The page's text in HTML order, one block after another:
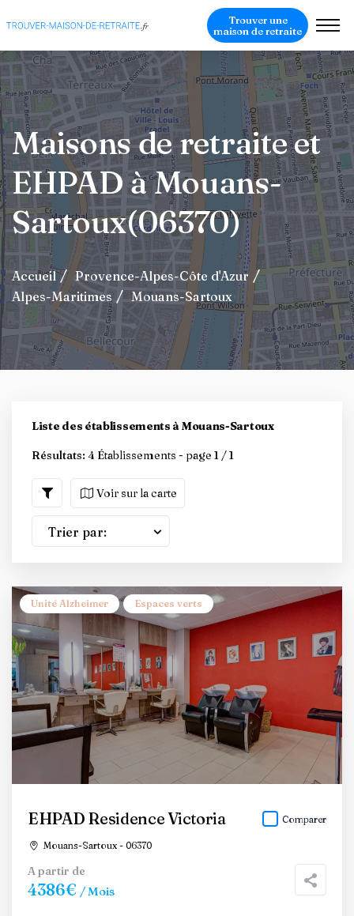
Trouver une
maison de retraite
Maisons de retraite et
EHPAD à Mouans-
Sartoux(06370)
Accueil
Provence-Alpes-Côte d'Azur
Alpes-Maritimes
Mouans-Sartoux
Liste des établissements à Mouans-Sartoux
Résultats: 4 Établissements - page 1 / 1
Voir sur la carte
Trier par:
Unité Alzheimer Espaces verts
EHPAD Residence Victoria
Mouans-Sartoux - 06370
Comparer
A partir de
4386€ / Mois